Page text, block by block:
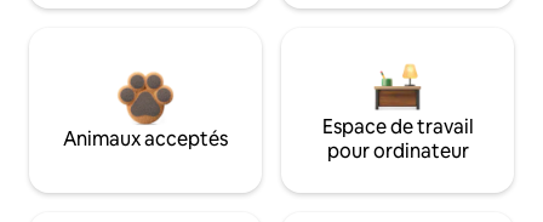
Animaux acceptés
Espace de travail
pour ordinateur